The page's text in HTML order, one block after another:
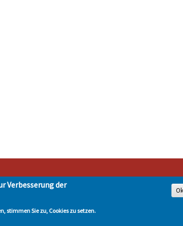
Str. 2 • 16540 Hohen Neuendorf • Telefon 03303-528-
Alle Rechte vorbehalten - Vervielfältigung nur mit
Verbesserung der
stimmen Sie zu, Cookies zu setzen.